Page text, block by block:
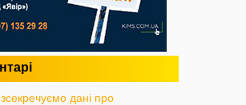
дані про